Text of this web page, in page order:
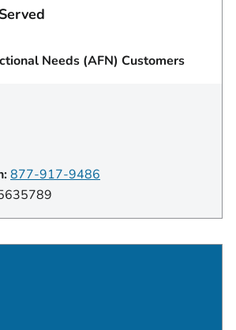
Needs (AFN) Customers
877-917-9486